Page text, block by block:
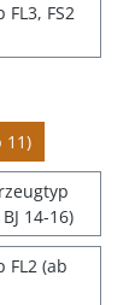
FS2
11)
14-16)
FL2 (ab